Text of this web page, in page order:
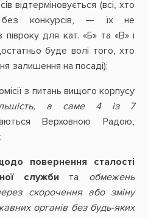
відтерміновується (всі, хто
без конкурсів, — їх не
для кат. «Б» та «В» і
буде волі того, хто
залишення на посаді);
з питань вищого корпусу
а саме 4 із 7
Верховною Радою,
повернення сталості
службита обмежень
скорочення або зміну
органів без будь-яких